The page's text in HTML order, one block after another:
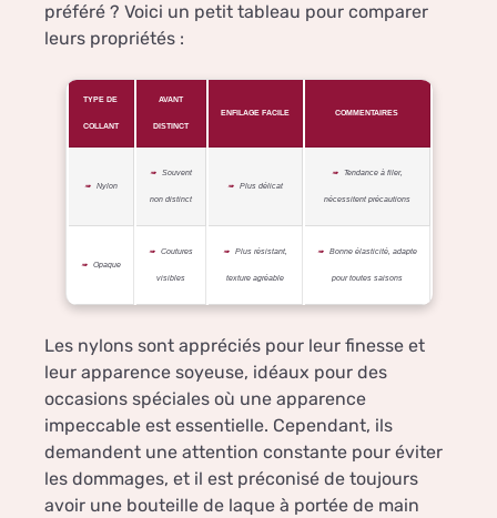
préféré ? Voici un petit tableau pour comparer
leurs propriétés :
TYPE DE
COLLANT
AVANT
DISTINCT
ENFILAGE FACILE COMMENTAIRES
Nylon
Souvent
non distinct
Plus délicat
Tendance à filer,
nécessitent précautions
Opaque
Coutures
visibles
Plus résistant,
texture agréable
Bonne élasticité, adapte
pour toutes saisons
Les nylons sont appréciés pour leur finesse et
leur apparence soyeuse, idéaux pour des
occasions spéciales où une apparence
impeccable est essentielle. Cependant, ils
demandent une attention constante pour éviter
les dommages, et il est préconisé de toujours
avoir une bouteille de laque à portée de main